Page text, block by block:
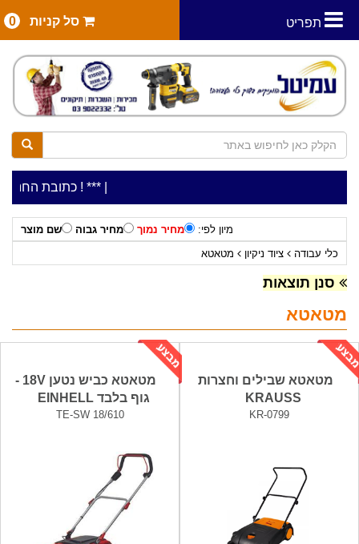
תפריט סל קניות 0
***כתובת החנות: רח' המלאכה 2, ביתן 8 ***כלי עבודה להשכרה בתעריף יומי משתלם ! ***
מיון לפי: מחיר נמוך מחיר גבוה
שם מוצר
כלי עבודה
ציוד ניקיון מטאטא
סנן תוצאות
מטאטא
מטאטא שבילים וחצרות
KRAUSS
KR-0799
מטאטא כביש נטען 18V -
גוף בלבד EINHELL
TE-SW 18/610